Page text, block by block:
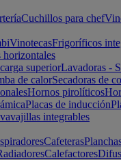
Cuchillos para chef
VinotecasFrigoríficos
horizontales
superiorLavadoras -
de calorSecadoras de
Hornos pirolíticos
Placas de inducción
integrables
Cafeteras
Calefactores